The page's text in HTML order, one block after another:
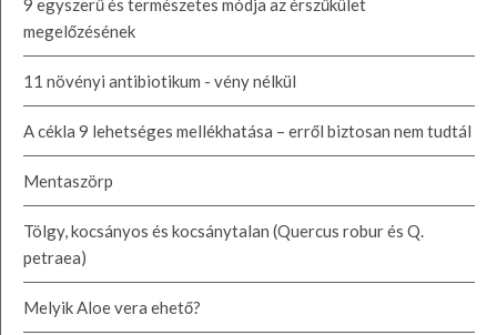
9 egyszerű és természetes módja az érszűkület
megelőzésének
11 növényi antibiotikum - vény nélkül
A cékla 9 lehetséges mellékhatása – erről biztosan nem tudtál
Mentaszörp
Tölgy, kocsányos és kocsánytalan (Quercus robur és Q.
petraea)
Melyik Aloe vera ehető?